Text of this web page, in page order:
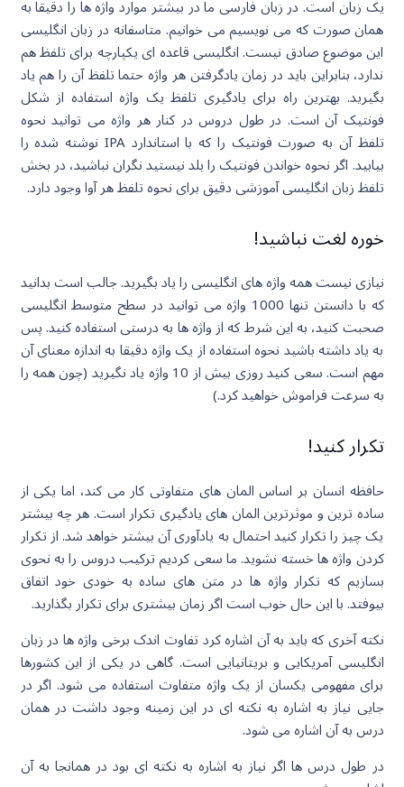
یک زبان است. در زبان فارسی ما در بیشتر موارد واژه ها را دقیقا به
همان صورت که می نویسیم می خوانیم. متاسفانه در زبان انگلیسی
این موضوع صادق نیست. انگلیسی قاعده ای یکپارچه برای تلفظ هم
ندارد، بنابراین باید در زمان یادگرفتن هر واژه حتما تلفظ آن را هم یاد
بگیرید. بهترین راه برای یادگیری تلفظ یک واژه استفاده از شکل
فونتیک آن است. در طول دروس در کنار هر واژه می توانید نحوه
تلفظ آن به صورت فونتیک را که با استاندارد IPA نوشته شده را
بیابید. اگر نحوه خواندن فونتیک را بلد نیستید نگران نباشید، در بخش
تلفظ زبان انگلیسی آموزشی دقیق برای نحوه تلفظ هر آوا وجود دارد.
خوره لغت نباشید!
نیازی نیست همه واژه های انگلیسی را یاد بگیرید. جالب است بدانید
که با دانستن تنها 1000 واژه می توانید در سطح متوسط انگلیسی
صحبت کنید، به این شرط که از واژه ها به درستی استفاده کنید. پس
به یاد داشته باشید نحوه استفاده از یک واژه دقیقا به اندازه معنای آن
مهم است. سعی کنید روزی بیش از 10 واژه یاد نگیرید (چون همه را
به سرعت فراموش خواهید کرد.)
تکرار کنید!
حافظه انسان بر اساس المان های متفاوتی کار می کند، اما یکی از
ساده ترین و موثرترین المان های یادگیری تکرار است. هر چه بیشتر
یک چیز را تکرار کنید احتمال به یادآوری آن بیشتر خواهد شد. از تکرار
کردن واژه ها خسته نشوید. ما سعی کردیم ترکیب دروس را به نحوی
بسازیم که تکرار واژه ها در متن های ساده به خودی خود اتفاق
بیوفتد. با این حال خوب است اگر زمان بیشتری برای تکرار بگذارید.
نکته آخری که باید به آن اشاره کرد تفاوت اندک برخی واژه ها در زبان
انگلیسی آمریکایی و بریتانیایی است. گاهی در یکی از این کشورها
برای مفهومی یکسان از یک واژه متفاوت استفاده می شود. اگر در
جایی نیاز به اشاره به نکته ای در این زمینه وجود داشت در همان
درس به آن اشاره می شود.
در طول درس ها اگر نیاز به اشاره به نکته ای بود در همانجا به آن